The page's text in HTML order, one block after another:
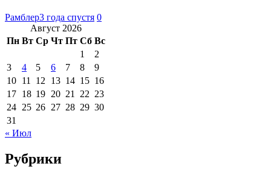
Рамблер3 года спустя 0
Август 2026
Пн Вт Ср Чт Пт Сб Вс
1
2
3
4 5 6 7 8
9
10 11 12 13 14 15 16
17 18 19 20 21 22 23
24 25 26 27 28 29 30
31
« Июл
Рубрики